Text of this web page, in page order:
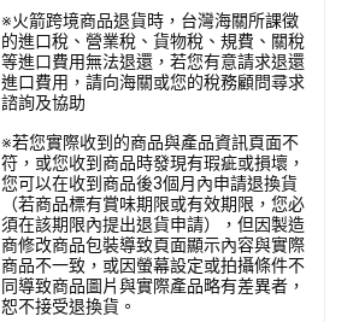
※火箭跨境商品退貨時，台灣海關所課徵
的進口稅、營業稅、貨物稅、規費、關稅
等進口費用無法退還，若您有意請求退還
進口費用，請向海關或您的稅務顧問尋求
諮詢及協助
※若您實際收到的商品與產品資訊頁面不
符，或您收到商品時發現有瑕疵或損壞，
您可以在收到商品後3個月內申請退換貨
（若商品標有賞味期限或有效期限，您必
須在該期限內提出退貨申請），但因製造
商修改商品包裝導致頁面顯示內容與實際
商品不一致，或因螢幕設定或拍攝條件不
同導致商品圖片與實際產品略有差異者，
恕不接受退換貨。